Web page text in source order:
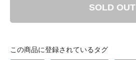
SOLD OUT
この商品に登録されているタグ